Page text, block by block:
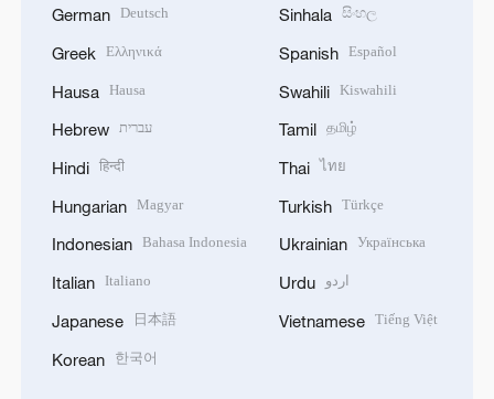
German Deutsch
Greek Ελληνικά
Hausa Hausa
Hebrew עברית
Hindi हिन्दी
Hungarian Magyar
Indonesian Bahasa Indonesia
Italian Italiano
Japanese 日本語
Korean 한국어
Sinhala සිංහල
Spanish Español
Swahili Kiswahili
Tamil தமிழ்
Thai ไทย
Turkish Türkçe
Ukrainian Українська
Urdu اردو
Vietnamese Tiếng Việt